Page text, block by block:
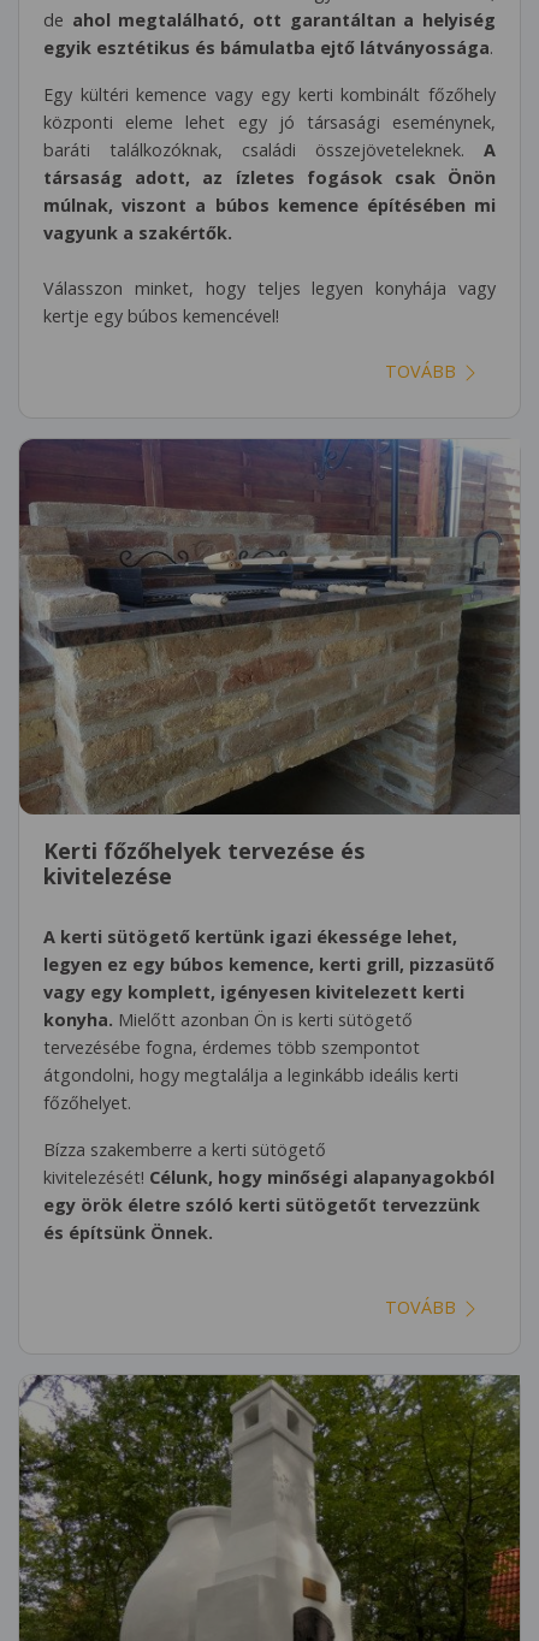
de ahol megtalálható, ott garantáltan a helyiség
egyik esztétikus és bámulatba ejtő látványossága.
Egy kültéri kemence vagy egy kerti kombinált főzőhely
központi eleme lehet egy jó társasági eseménynek,
baráti találkozóknak, családi összejöveteleknek. A
társaság adott, az ízletes fogások csak Önön
múlnak, viszont a búbos kemence építésében mi
vagyunk a szakértők.
Válasszon minket, hogy teljes legyen konyhája vagy
kertje egy búbos kemencével!
TOVÁBB
Kerti főzőhelyek tervezése és
kivitelezése
A kerti sütögető kertünk igazi ékessége lehet,
legyen ez egy búbos kemence, kerti grill, pizzasütő
vagy egy komplett, igényesen kivitelezett kerti
konyha. Mielőtt azonban Ön is kerti sütögető
tervezésébe fogna, érdemes több szempontot
átgondolni, hogy megtalálja a leginkább ideális kerti
főzőhelyet.
Bízza szakemberre a kerti sütögető
kivitelezését! Célunk, hogy minőségi alapanyagokból
egy örök életre szóló kerti sütögetőt tervezzünk
és építsünk Önnek.
TOVÁBB